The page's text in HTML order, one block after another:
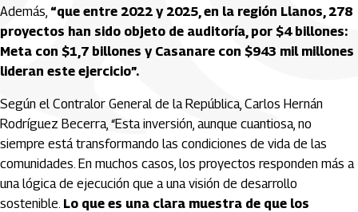
Además, “que entre 2022 y 2025, en la región Llanos, 278
proyectos han sido objeto de auditoría, por $4 billones:
Meta con $1,7 billones y Casanare con $943 mil millones
lideran este ejercicio”.
Según el Contralor General de la República, Carlos Hernán
Rodríguez Becerra, “Esta inversión, aunque cuantiosa, no
siempre está transformando las condiciones de vida de las
comunidades. En muchos casos, los proyectos responden más a
una lógica de ejecución que a una visión de desarrollo
sostenible. Lo que es una clara muestra de que los